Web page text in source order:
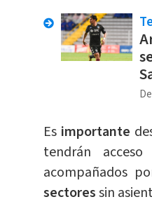
Es importante
tendrán acceso
acompañados
sectoressin